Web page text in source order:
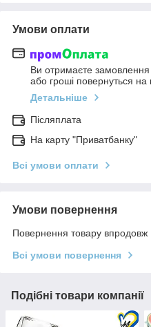
Умови оплати
Ви отримаєте замовлення
або гроші повернуться на
Детальніше
Післяплата
На карту "Приватбанку"
Всі умови оплати
Умови повернення
Повернення товару впродовж
Всі умови повернення
Подібні товари компанії